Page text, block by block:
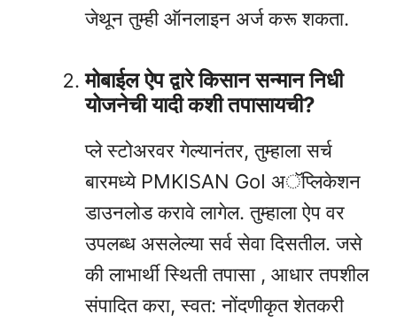
जेथून तुम्ही ऑनलाइन अर्ज करू शकता.
मोबाईल ऐप द्वारे किसान सन्मान निधी
योजनेची यादी कशी तपासायची?
प्ले स्टोअरवर गेल्यानंतर, तुम्हाला सर्च
बारमध्ये PMKISAN GoI अॅप्लिकेशन
डाउनलोड करावे लागेल. तुम्हाला ऐप वर
उपलब्ध असलेल्या सर्व सेवा दिसतील. जसे
की लाभार्थी स्थिती तपासा , आधार तपशील
संपादित करा, स्वत: नोंदणीकृत शेतकरी